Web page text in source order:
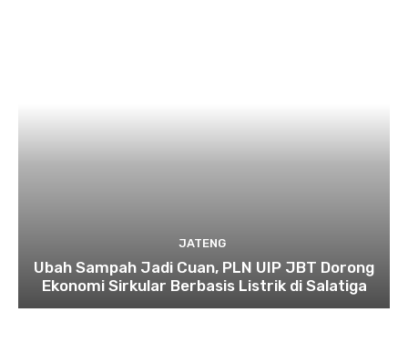
JATENG
Ubah Sampah Jadi Cuan, PLN UIP JBT Dorong
Ekonomi Sirkular Berbasis Listrik di Salatiga